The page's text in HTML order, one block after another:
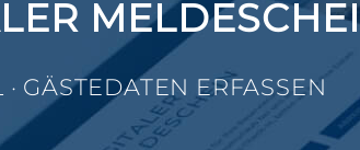
GÄSTEDATEN ERFASSEN